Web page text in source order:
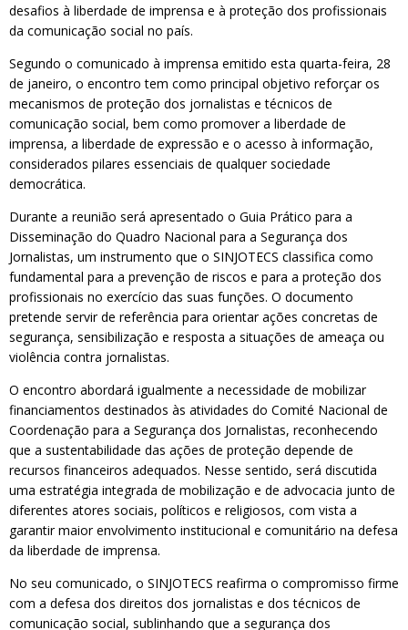
desafios à liberdade de imprensa e à proteção dos profissionais
da comunicação social no país.
Segundo o comunicado à imprensa emitido esta quarta-feira, 28
de janeiro, o encontro tem como principal objetivo reforçar os
mecanismos de proteção dos jornalistas e técnicos de
comunicação social, bem como promover a liberdade de
imprensa, a liberdade de expressão e o acesso à informação,
considerados pilares essenciais de qualquer sociedade
democrática.
Durante a reunião será apresentado o Guia Prático para a
Disseminação do Quadro Nacional para a Segurança dos
Jornalistas, um instrumento que o SINJOTECS classifica como
fundamental para a prevenção de riscos e para a proteção dos
profissionais no exercício das suas funções. O documento
pretende servir de referência para orientar ações concretas de
segurança, sensibilização e resposta a situações de ameaça ou
violência contra jornalistas.
O encontro abordará igualmente a necessidade de mobilizar
financiamentos destinados às atividades do Comité Nacional de
Coordenação para a Segurança dos Jornalistas, reconhecendo
que a sustentabilidade das ações de proteção depende de
recursos financeiros adequados. Nesse sentido, será discutida
uma estratégia integrada de mobilização e de advocacia junto de
diferentes atores sociais, políticos e religiosos, com vista a
garantir maior envolvimento institucional e comunitário na defesa
da liberdade de imprensa.
No seu comunicado, o SINJOTECS reafirma o compromisso firme
com a defesa dos direitos dos jornalistas e dos técnicos de
comunicação social, sublinhando que a segurança dos